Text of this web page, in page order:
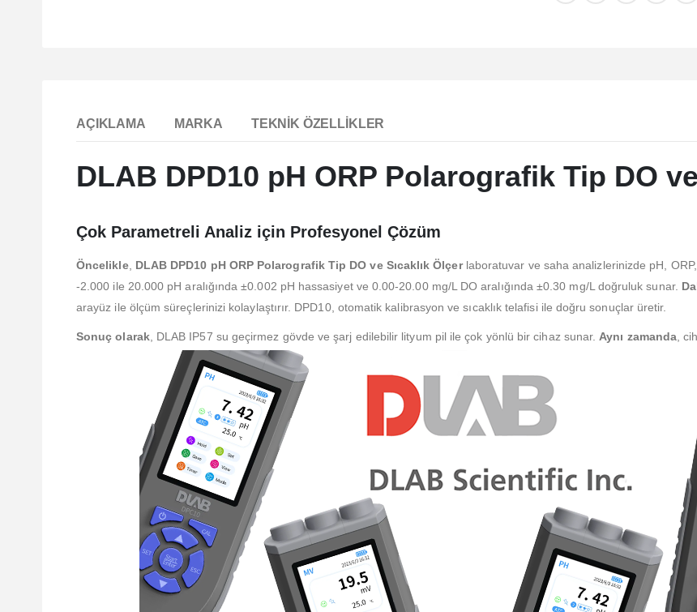
AÇIKLAMA MARKA TEKNIK ÖZELLIKLER
DLAB DPD10 pH ORP Polarografik Tip DO
Çok Parametreli Analiz için Profesyonel Çözüm
Öncelikle, DLAB DPD10 pH ORP Polarografik Tip DO ve Sıcaklık Ölçerlaboratuvar ve saha analizlerinizde pH,
-2.000 ile 20.000 pH aralığında ±0.002 pH hassasiyet ve 0.00-20.00 mg/L DO aralığında ±0.30 mg/L doğruluk sunar.
arayüz ile ölçüm süreçlerinizi kolaylaştırır. DPD10, otomatik kalibrasyon ve sıcaklık telafisi ile doğru sonuçlar üretir.
Sonuç olarak, DLAB IP57 su geçirmez gövde ve şarj edilebilir lityum pil ile çok yönlü bir cihaz sunar. Aynı zamanda ,